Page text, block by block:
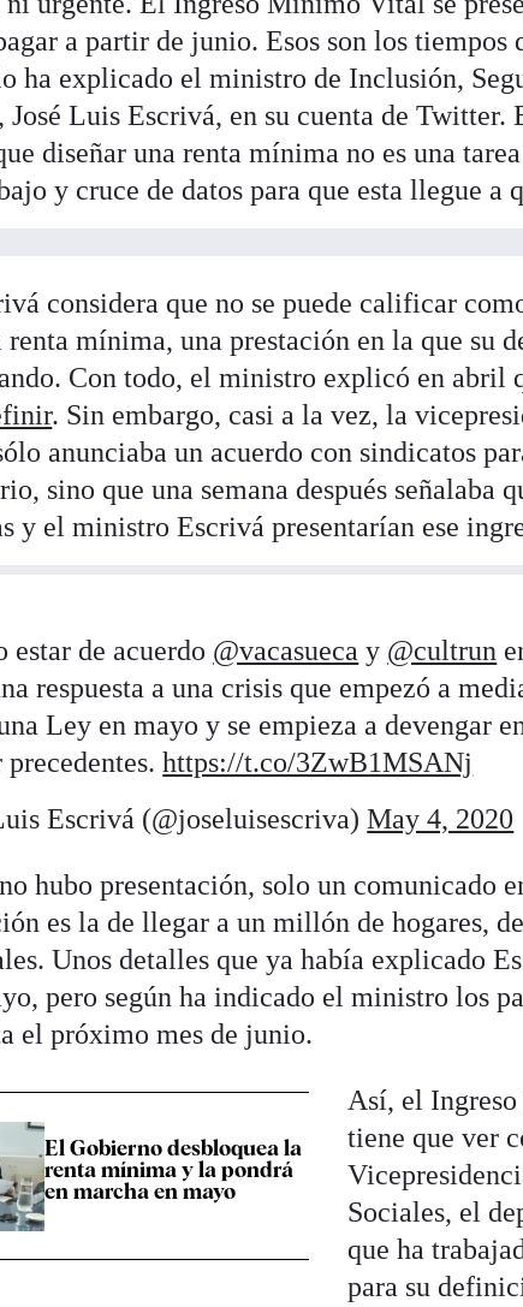
a partir de junio. Esos son los tiempos
ha explicado el ministro de Inclusión,
José Luis Escrivá, en su cuenta de Twitter.
diseñar una renta mínima no es una
y cruce de datos para que esta llegue a
considera que no se puede calificar
renta mínima, una prestación en la que su
Con todo, el ministro explicó en abril
. Sin embargo, casi a la vez, la
anunciaba un acuerdo con sindicatos
sino que una semana después señalaba
y el ministro Escrivá presentarían ese
estar de acuerdo @vacasueca y @cultrun
respuesta a una crisis que empezó a
Ley en mayo y se empieza a devengar
precedentes.https://t.co/3ZwB1MSANj
Escrivá (@joseluisescriva)May 4, 2020
hubo presentación, solo un comunicado
es la de llegar a un millón de hogares,
Unos detalles que ya había explicado
pero según ha indicado el ministro los
el próximo mes de junio.
El Gobierno desbloquea la
renta mínima y la pondrá
en marcha en mayo
Así, el
tiene que ver
Sociales, el
que ha
para su